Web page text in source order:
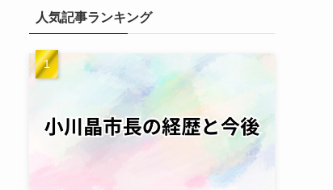
人気記事ランキング